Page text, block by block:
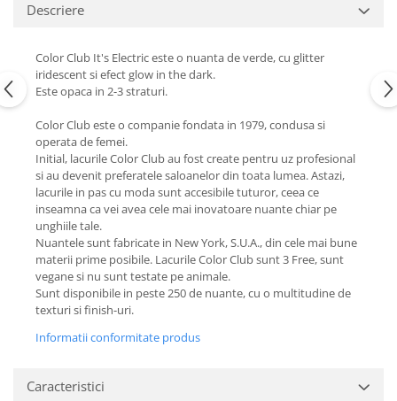
Descriere
Color Club It's Electric este o nuanta de verde, cu glitter
iridescent si efect glow in the dark.
Este opaca in 2-3 straturi.
Color Club este o companie fondata in 1979, condusa si
operata de femei.
Initial, lacurile Color Club au fost create pentru uz profesional
si au devenit preferatele saloanelor din toata lumea. Astazi,
lacurile in pas cu moda sunt accesibile tuturor, ceea ce
inseamna ca vei avea cele mai inovatoare nuante chiar pe
unghiile tale.
Nuantele sunt fabricate in New York, S.U.A., din cele mai bune
materii prime posibile. Lacurile Color Club sunt 3 Free, sunt
vegane si nu sunt testate pe animale.
Sunt disponibile in peste 250 de nuante, cu o multitudine de
texturi si finish-uri.
Informatii conformitate produs
Caracteristici